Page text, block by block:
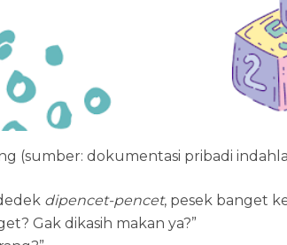
(sumber: dokumentasi pribadi
dipencet-pencet, pesek banget
Gak dikasih makan ya?”